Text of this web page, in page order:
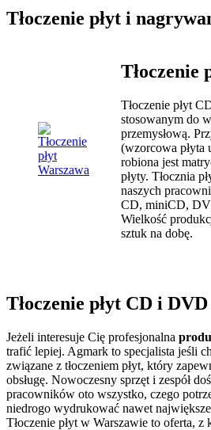
Tłoczenie płyt i
Tłoczenie
Tłoczenie płyt
stosowanym do
przemysłową.
(wzorcowa płyta
robiona jest
płyty. Tłocznia
naszych
CD, miniCD,
Wielkość
sztuk na dobę.
Tłoczenie płyt CD i
Jeżeli interesuje Cię profesjonalna
trafić lepiej. Agmark to specjalista jeśli
związane z tłoczeniem płyt, który
obsługę. Nowoczesny sprzęt i zespół
pracowników oto wszystko, czego
niedrogo wydrukować nawet
Tłoczenie płyt w Warszawie to oferta, z